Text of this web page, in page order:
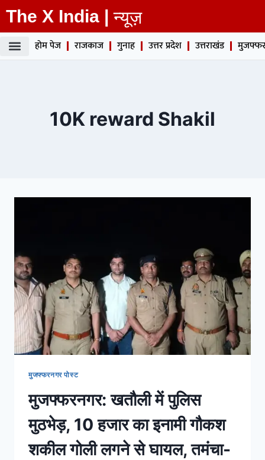
The X India | न्यूज़
होम पेज राजकाज गुनाह उत्तर प्रदेश उत्तराखंड
10K reward Shakil
मुजफ्फरनगर पोस्ट
मुजफ्फरनगर: खतौली में पुलिस
मुठभेड़, 10 हजार का इनामी गौकश
शकील गोली लगने से घायल, तमंचा-